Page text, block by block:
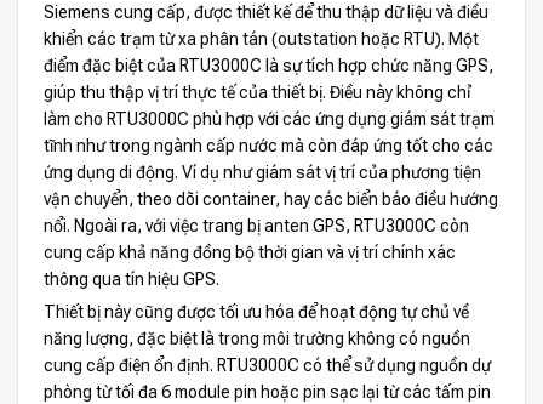
Siemens cung cấp, được thiết kế để thu thập dữ liệu và điều
khiển các trạm từ xa phân tán (outstation hoặc RTU). Một
điểm đặc biệt của RTU3000C là sự tích hợp chức năng GPS,
giúp thu thập vị trí thực tế của thiết bị. Điều này không chỉ
làm cho RTU3000C phù hợp với các ứng dụng giám sát trạm
tĩnh như trong ngành cấp nước mà còn đáp ứng tốt cho các
ứng dụng di động. Ví dụ như giám sát vị trí của phương tiện
vận chuyển, theo dõi container, hay các biển báo điều hướng
nổi. Ngoài ra, với việc trang bị anten GPS, RTU3000C còn
cung cấp khả năng đồng bộ thời gian và vị trí chính xác
thông qua tín hiệu GPS.
Thiết bị này cũng được tối ưu hóa để hoạt động tự chủ về
năng lượng, đặc biệt là trong môi trường không có nguồn
cung cấp điện ổn định. RTU3000C có thể sử dụng nguồn dự
phòng từ tối đa 6 module pin hoặc pin sạc lại từ các tấm pin